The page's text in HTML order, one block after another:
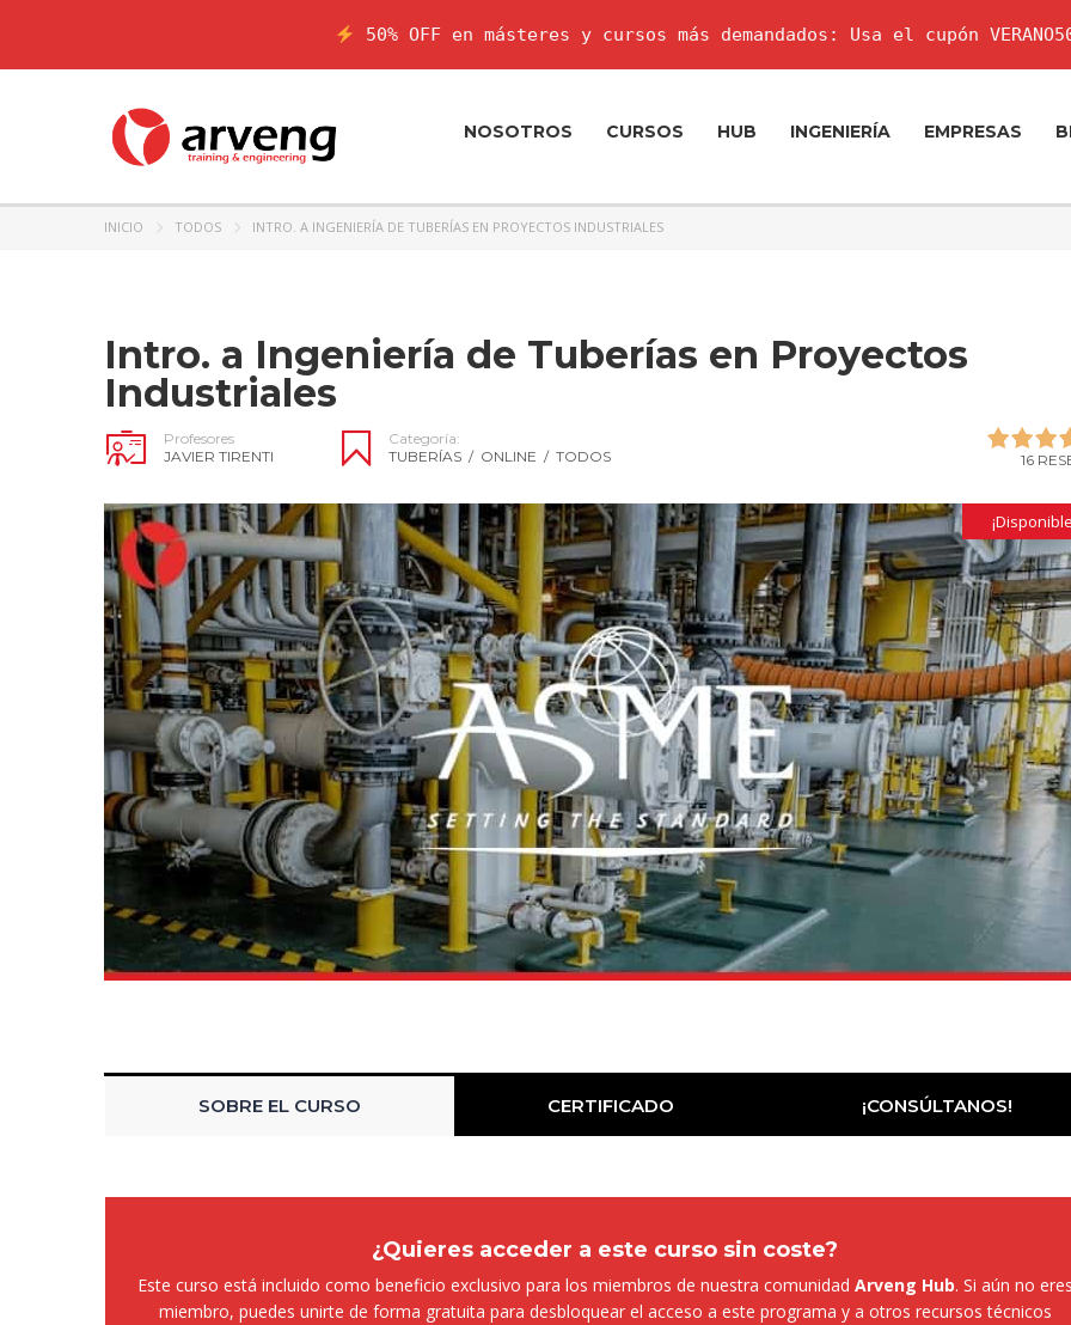
NOSOTROS CURSOS HUB INGENIERÍA EMPRESAS
INICIO TODOS INTRO. A INGENIERÍA DE TUBERÍAS EN PROYECTOS INDUSTRIALES
Intro. a Ingeniería de Tuberías en Proyectos
Industriales
Profesores
JAVIER TIRENTI
Categoría:
TUBERÍAS / ONLINE / TODOS 16
SOBRE EL CURSO CERTIFICADO ¡CONSÚLTANOS!
¿Quieres acceder a este curso sin coste?
Este curso está incluido como beneficio exclusivo para los miembros de nuestra comunidad Arveng Hub. Si aún no eres
miembro, puedes unirte de forma gratuita para desbloquear el acceso a este programa y a otros recursos técnicos
50% OFF en másteres y cursos más demandados: Usa el cupón